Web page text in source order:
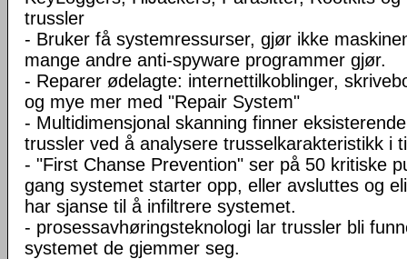
trussler
- Bruker få systemressurser, gjør ikke
mange andre anti-spyware programmer gjør.
- Reparer ødelagte: internettilkoblinger,
og mye mer med "Repair System"
- Multidimensjonal skanning finner
trussler ved å analysere trusselkarakteristikk i
- "First Chanse Prevention" ser på 50 kritiske
gang systemet starter opp, eller avsluttes og
har sjanse til å infiltrere systemet.
- prosessavhøringsteknologi lar trussler bli
systemet de gjemmer seg.